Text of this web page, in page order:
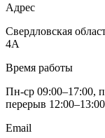
Адрес
Свердловская
4А
Время работы
Пн-ср 09:00–17:00,
перерыв
Email